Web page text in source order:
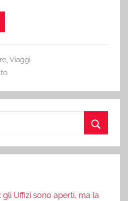
,Viaggi
gli Uffizi sono aperti, ma la